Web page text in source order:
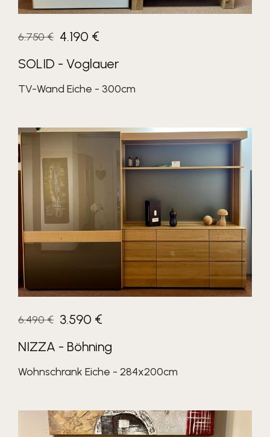
6.750 € 4.190 €
SOLID - Voglauer
TV-Wand Eiche - 300cm
6.490 € 3.590 €
NIZZA - Böhning
Wohnschrank Eiche - 284x200cm